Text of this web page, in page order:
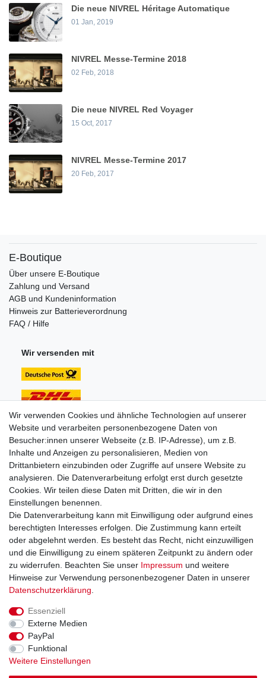
Die neue NIVREL Héritage Automatique
01 Jan, 2019
NIVREL Messe-Termine 2018
02 Feb, 2018
Die neue NIVREL Red Voyager
15 Oct, 2017
NIVREL Messe-Termine 2017
20 Feb, 2017
E-Boutique
Über unsere E-Boutique
Zahlung und Versand
AGB und Kundeninformation
Hinweis zur Batterieverordnung
FAQ / Hilfe
Wir versenden mit
Unsere Zahlungsarten:
Sie erreichen uns unter:
+49 (0)681 5846576
Montag bis Freitag
9.00 - 16.00 Uhr
Impressum
Widerrufs­recht
Wir verwenden Cookies und ähnliche Technologien auf unserer
Website und verarbeiten personenbezogene Daten von
Besucher:innen unserer Webseite (z.B. IP-Adresse), um z.B.
Inhalte und Anzeigen zu personalisieren, Medien von
Drittanbietern einzubinden oder Zugriffe auf unsere Website zu
analysieren. Die Datenverarbeitung erfolgt erst durch gesetzte
Cookies. Wir teilen diese Daten mit Dritten, die wir in den
Einstellungen benennen.
Die Datenverarbeitung kann mit Einwilligung oder aufgrund eines
berechtigten Interesses erfolgen. Die Zustimmung kann erteilt
oder abgelehnt werden. Es besteht das Recht, nicht einzuwilligen
und die Einwilligung zu einem späteren Zeitpunkt zu ändern oder
zu widerrufen. Beachten Sie unser Impressum und weitere
Hinweise zur Verwendung personenbezogener Daten in unserer
Daten­schutz­erklärung
Essenziell
Externe Medien
PayPal
Funktional
Weitere Einstellungen